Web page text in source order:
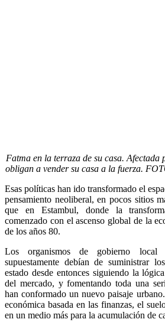
Fatma en la terraza de su casa.
obligan a vender su casa a la fuerza.
Esas políticas han ido transformado el
pensamiento neoliberal, en pocos sitios
que en Estambul, donde la
comenzado con el ascenso global de la
de los años 80.
Los organismos de gobierno
supuestamente debían de suministrar
estado desde entonces siguiendo la
del mercado, y fomentando toda una
han conformado un nuevo paisaje
económica basada en las finanzas, el
en un medio más para la acumulación de